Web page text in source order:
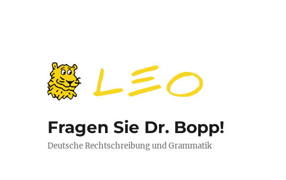
Fragen Sie Dr. Bopp!
Deutsche Rechtschreibung und Grammatik